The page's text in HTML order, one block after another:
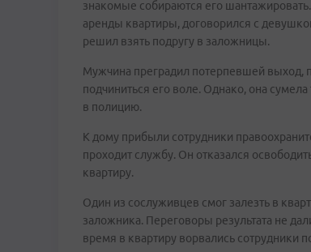
знакомые собираются его
аренды квартиры, договорился с
решил взять подругу в заложницы.
Мужчина преградил потерпевшей выход,
подчиниться его воле. Однако, она
в полицию.
К дому прибыли сотрудники
проходит службу. Он отказался
квартиру.
Один из сослуживцев смог залезть в
заложника. Переговоры результата не
время в квартиру ворвались сотрудники